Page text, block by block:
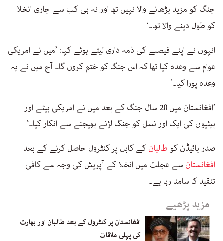
جنگ کو مزید بڑھانے والا نہیں تھا اور نہ ہی کب سے جاری انخلا
کو طول دینے والا تھا۔‘
انہوں نے اپنے فیصلے کی ذمہ داری لیتے ہوئے کہا: ’میں نے امریکی
عوام سے وعدہ کیا تھا کہ اس جنگ کو ختم کروں گا۔ آج میں نے یہ
وعدہ پورا کیا۔‘
’افغانستان میں 20 سال جنگ کے بعد میں نے امریکی بیٹے اور
بیٹیوں کی ایک اور نسل کو جنگ لڑنے بھیجنے سے انکار کیا۔‘
صدر بائیڈن کو طالبانکے کابل پر کنٹرول حاصل کرنے کے بعد
افغانستان سے عجلت میں انخلا کے آپریش کی وجہ سے کافی
تنقید کا سامنا رہا ہے۔
مزید پڑھیے
افغانستان پر کنٹرول کے بعد طالبان اور بھارت
کی پہلی ملاقات